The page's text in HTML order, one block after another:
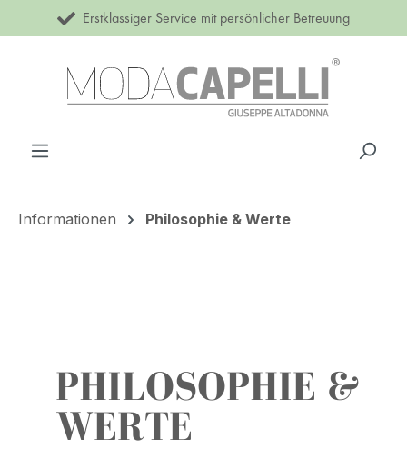
Zum Hauptinhalt springen
Erstklassiger Service mit persönlicher Betreuung
Informationen Philosophie & Werte
PHILOSOPHIE &
WERTE